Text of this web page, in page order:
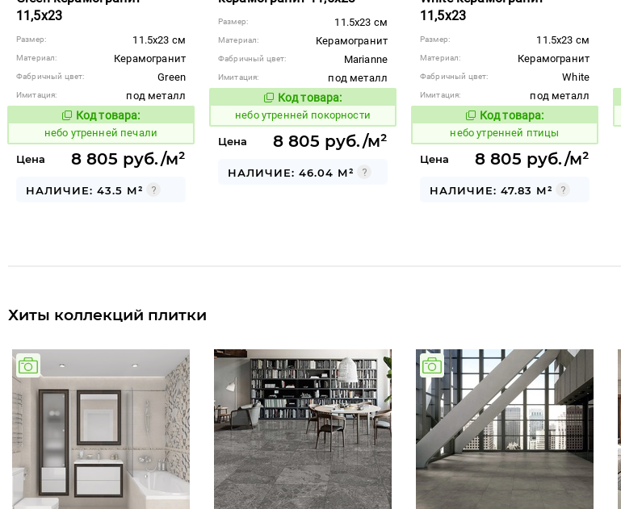
11,5x23
Размер: 11.5x23 см
Материал: Керамогранит
Фабричный цвет: Green
Имитация:
под металл
Код товара:
1123070 Код товара:
небо утренней печали
Цена 8 805 руб./м²
НАЛИЧИЕ: 43.5 М²
Размер: 11.5x23 см
Материал: Керамогранит
Фабричный цвет: Marianne
Имитация:
под металл
Код товара:
1123072 Код товара:
небо утренней покорности
Цена 8 805 руб./м²
НАЛИЧИЕ: 46.04 М²
11,5x23
Размер: 11.5x23 см
Материал: Керамогранит
Фабричный цвет: White
Имитация:
под металл
Код товара:
1123073 Код товара:
небо утренней птицы
Цена 8 805 руб./м²
НАЛИЧИЕ: 47.83 М²
Хиты коллекций плитки